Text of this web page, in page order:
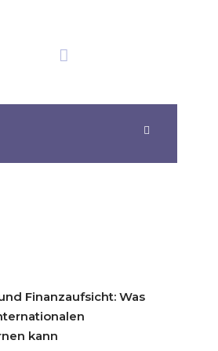
Finanzaufsicht: Was
kann